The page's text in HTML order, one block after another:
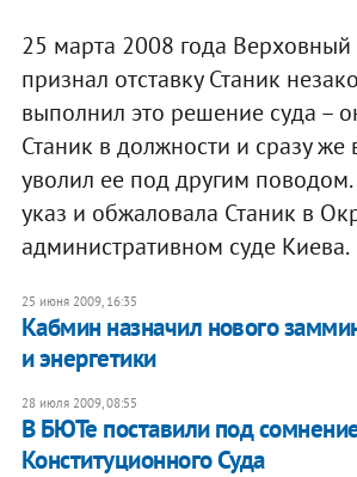
25 марта 2008 года
признал отставку Станик
выполнил это решение суда –
Станик в должности и сразу же
уволил ее под другим
указ и обжаловала Станик в
административном суде Киева.
25 июня 2009, 16:35
Кабмин назначил нового
и энергетики
28 июля 2009, 08:55
В БЮТе поставили под
Конституционного Суда